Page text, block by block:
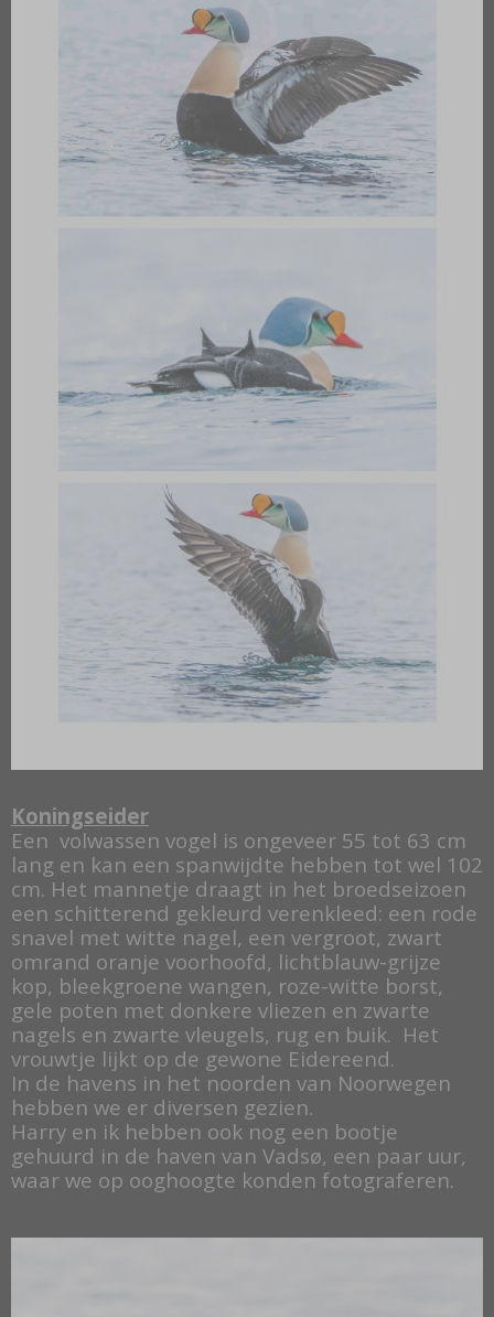
Koningseider
Een volwassen vogel is ongeveer 55 tot 63 cm
lang en kan een spanwijdte hebben tot wel 102
cm. Het mannetje draagt in het broedseizoen
een schitterend gekleurd verenkleed: een rode
snavel met witte nagel, een vergroot, zwart
omrand oranje voorhoofd, lichtblauw-grijze
kop, bleekgroene wangen, roze-witte borst,
gele poten met donkere vliezen en zwarte
nagels en zwarte vleugels, rug en buik. Het
vrouwtje lijkt op de gewone Eidereend.
In de havens in het noorden van Noorwegen
hebben we er diversen gezien.
Harry en ik hebben ook nog een bootje
gehuurd in de haven van Vadsø, een paar uur,
waar we op ooghoogte konden fotograferen.